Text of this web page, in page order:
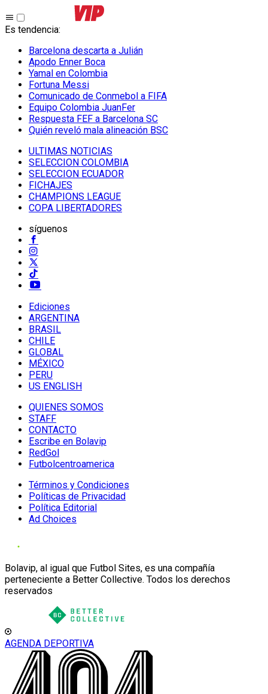
Es tendencia:
Barcelona descarta a Julián
Apodo Enner Boca
Yamal en Colombia
Fortuna Messi
Comunicado de Conmebol a FIFA
Equipo Colombia JuanFer
Respuesta FEF a Barcelona SC
Quién reveló mala alineación BSC
ULTIMAS NOTICIAS
SELECCION COLOMBIA
SELECCION ECUADOR
FICHAJES
CHAMPIONS LEAGUE
COPA LIBERTADORES
síguenos
Ediciones
ARGENTINA
BRASIL
CHILE
GLOBAL
MÉXICO
PERU
US ENGLISH
QUIENES SOMOS
STAFF
CONTACTO
Escribe en Bolavip
RedGol
Futbolcentroamerica
Términos y Condiciones
Políticas de Privacidad
Política Editorial
Ad Choices
Bolavip, al igual que Futbol Sites, es una compañía
perteneciente a Better Collective. Todos los derechos
reservados
AGENDA DEPORTIVA